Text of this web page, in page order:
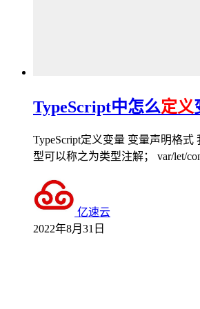
TypeScript中怎么定义
TypeScript定义变量 变量声明格
型可以称之为类型注解； var/let/
亿速云
2022年8月31日